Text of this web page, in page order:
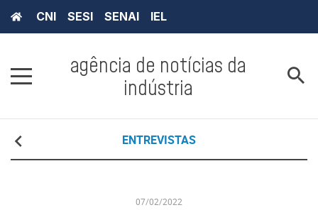
CNI SESI SENAI IEL
agência de notícias da
indústria
ENTREVISTAS
07/02/2022